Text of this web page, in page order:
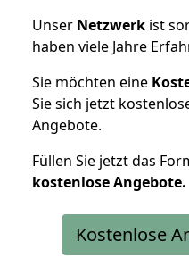
Unser Netzwerk ist
haben viele Jahre
Sie möchten eine
Sie sich jetzt
Angebote.
Füllen Sie jetzt das
kostenloseAngebote.
Kostenlose